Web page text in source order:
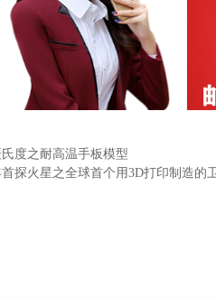
度之耐高温手板模型
探火星之全球首个用3D打印制造的